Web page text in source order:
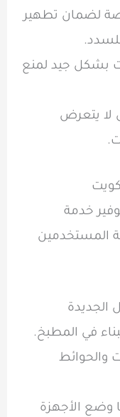
لضمان تطهير
بشكل جيد لمنع
لا يتعرض
خدمة
المستخدمين
الجديدة
في المطبخ.
والحوائط
وضع الأجهزة